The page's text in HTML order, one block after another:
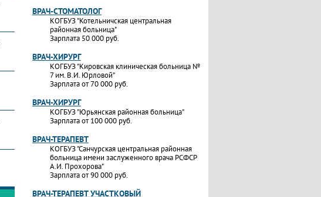
ВРАЧ-СТОМАТОЛОГ
КОГБУЗ "Котельничская центральная
районная больница"
Зарплата 50 000 руб.
ВРАЧ-ХИРУРГ
КОГБУЗ "Кировская клиническая больница №
7 им. В.И. Юрловой"
Зарплата от 70 000 руб.
ВРАЧ-ХИРУРГ
КОГБУЗ "Юрьянская районная больница"
Зарплата от 100 000 руб.
ВРАЧ-ТЕРАПЕВТ
КОГБУЗ "Санчурская центральная районная
больница имени заслуженного врача РСФСР
А.И. Прохорова"
Зарплата от 90 000 руб.
ВРАЧ-ТЕРАПЕВТ УЧАСТКОВЫЙ